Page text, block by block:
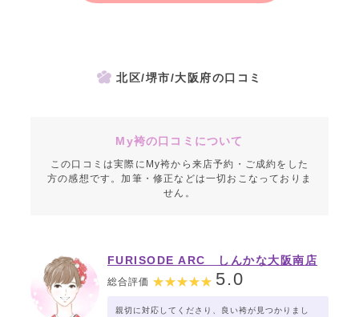
北区/堺市/大阪府の口コミ
My袴の口コミについて
この口コミは実際にMy袴から来店予約・ご成約をした
方の感想です。加筆・修正などは一切おこなっておりま
せん。
FURISODE ARC しんかな大阪南店
総合評価 5.0
親切に対応してくださり、良い袴が見つかりまし